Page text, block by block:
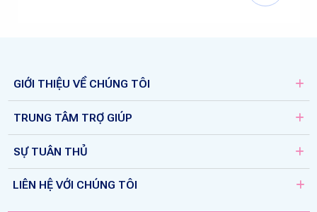
GIỚI THIỆU VỀ CHÚNG TÔI
TRUNG TÂM TRỢ GIÚP
SỰ TUÂN THỦ
LIÊN HỆ VỚI CHÚNG TÔI